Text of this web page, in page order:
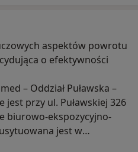
aspektów powrotu
o efektywności
– Oddział Puławska –
jest przy ul. Puławskiej 326
biurowo-ekspozycyjno-
jest w
piętrze. Znajdują się tam